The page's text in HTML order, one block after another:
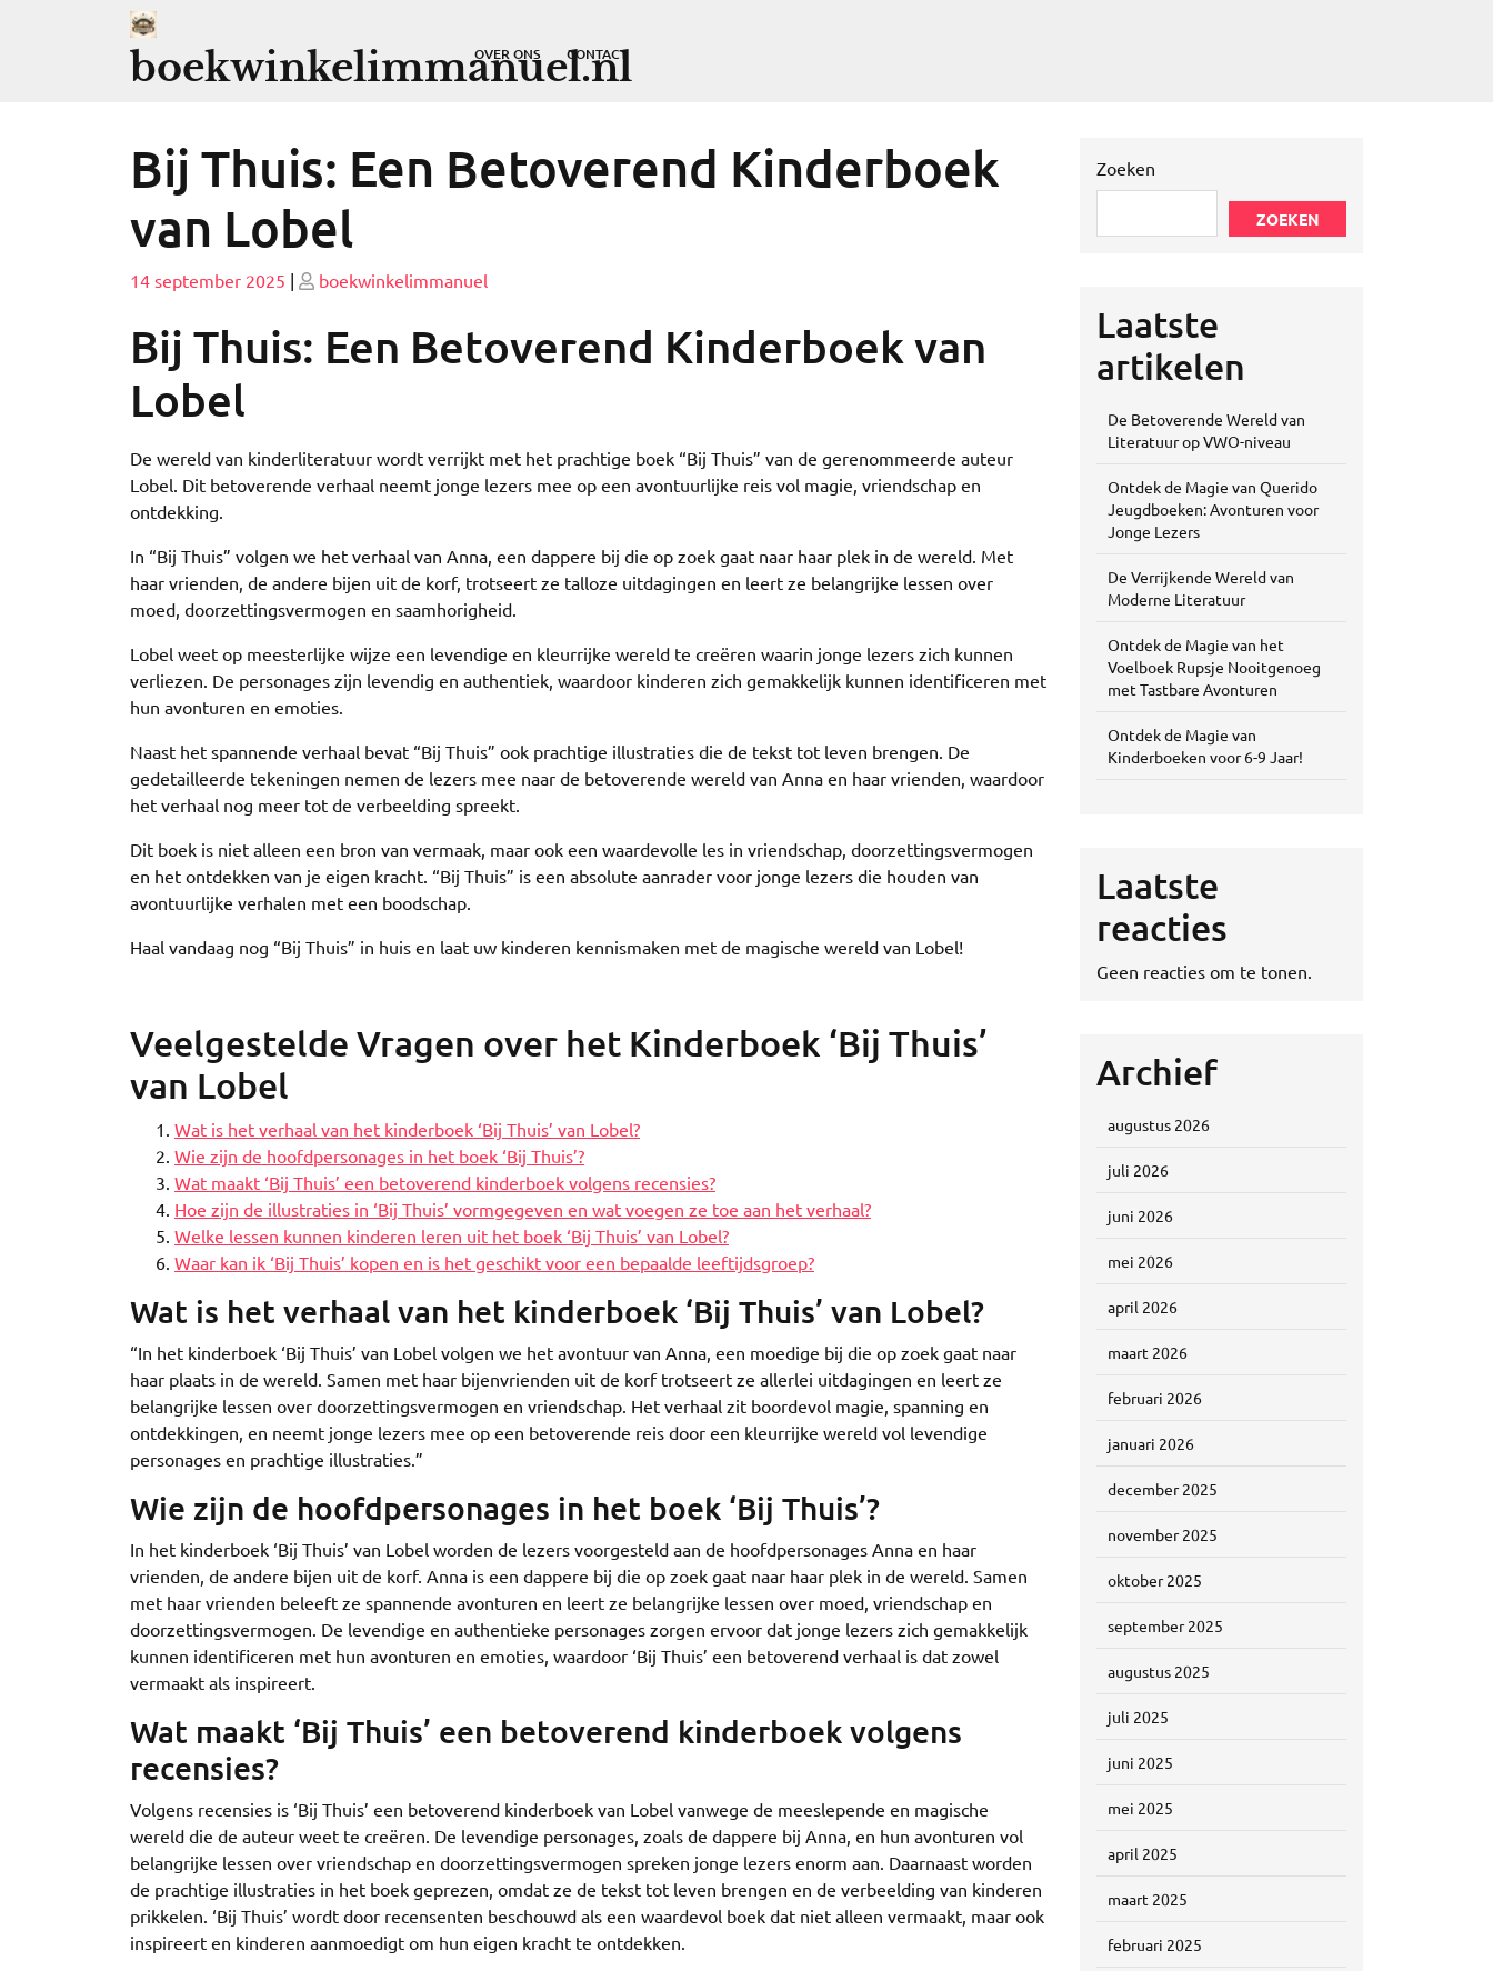
boekwinkelimmanuel.nl
OVER ONS CONTACT
Bij Thuis: Een Betoverend Kinderboek
van Lobel
Geplaatst
14 september 2025 | Geplaatst
boekwinkelimmanuel
Bij Thuis: Een Betoverend Kinderboek van
Lobel
De wereld van kinderliteratuur wordt verrijkt met het prachtige boek “Bij Thuis” van de gerenommeerde auteur
Lobel. Dit betoverende verhaal neemt jonge lezers mee op een avontuurlijke reis vol magie, vriendschap en
ontdekking.
In “Bij Thuis” volgen we het verhaal van Anna, een dappere bij die op zoek gaat naar haar plek in de wereld. Met
haar vrienden, de andere bijen uit de korf, trotseert ze talloze uitdagingen en leert ze belangrijke lessen over
moed, doorzettingsvermogen en saamhorigheid.
Lobel weet op meesterlijke wijze een levendige en kleurrijke wereld te creëren waarin jonge lezers zich kunnen
verliezen. De personages zijn levendig en authentiek, waardoor kinderen zich gemakkelijk kunnen identificeren met
hun avonturen en emoties.
Naast het spannende verhaal bevat “Bij Thuis” ook prachtige illustraties die de tekst tot leven brengen. De
gedetailleerde tekeningen nemen de lezers mee naar de betoverende wereld van Anna en haar vrienden, waardoor
het verhaal nog meer tot de verbeelding spreekt.
Dit boek is niet alleen een bron van vermaak, maar ook een waardevolle les in vriendschap, doorzettingsvermogen
en het ontdekken van je eigen kracht. “Bij Thuis” is een absolute aanrader voor jonge lezers die houden van
avontuurlijke verhalen met een boodschap.
Haal vandaag nog “Bij Thuis” in huis en laat uw kinderen kennismaken met de magische wereld van Lobel!
Veelgestelde Vragen over het Kinderboek ‘Bij Thuis’
van Lobel
Wat is het verhaal van het kinderboek ‘Bij Thuis’ van Lobel?
Wie zijn de hoofdpersonages in het boek ‘Bij Thuis’?
Wat maakt ‘Bij Thuis’ een betoverend kinderboek volgens recensies?
Hoe zijn de illustraties in ‘Bij Thuis’ vormgegeven en wat voegen ze toe aan het verhaal?
Welke lessen kunnen kinderen leren uit het boek ‘Bij Thuis’ van Lobel?
Waar kan ik ‘Bij Thuis’ kopen en is het geschikt voor een bepaalde leeftijdsgroep?
Wat is het verhaal van het kinderboek ‘Bij Thuis’ van Lobel?
“In het kinderboek ‘Bij Thuis’ van Lobel volgen we het avontuur van Anna, een moedige bij die op zoek gaat naar
haar plaats in de wereld. Samen met haar bijenvrienden uit de korf trotseert ze allerlei uitdagingen en leert ze
belangrijke lessen over doorzettingsvermogen en vriendschap. Het verhaal zit boordevol magie, spanning en
ontdekkingen, en neemt jonge lezers mee op een betoverende reis door een kleurrijke wereld vol levendige
personages en prachtige illustraties.”
Wie zijn de hoofdpersonages in het boek ‘Bij Thuis’?
In het kinderboek ‘Bij Thuis’ van Lobel worden de lezers voorgesteld aan de hoofdpersonages Anna en haar
vrienden, de andere bijen uit de korf. Anna is een dappere bij die op zoek gaat naar haar plek in de wereld. Samen
met haar vrienden beleeft ze spannende avonturen en leert ze belangrijke lessen over moed, vriendschap en
doorzettingsvermogen. De levendige en authentieke personages zorgen ervoor dat jonge lezers zich gemakkelijk
kunnen identificeren met hun avonturen en emoties, waardoor ‘Bij Thuis’ een betoverend verhaal is dat zowel
vermaakt als inspireert.
Wat maakt ‘Bij Thuis’ een betoverend kinderboek volgens
recensies?
Volgens recensies is ‘Bij Thuis’ een betoverend kinderboek van Lobel vanwege de meeslepende en magische
wereld die de auteur weet te creëren. De levendige personages, zoals de dappere bij Anna, en hun avonturen vol
belangrijke lessen over vriendschap en doorzettingsvermogen spreken jonge lezers enorm aan. Daarnaast worden
de prachtige illustraties in het boek geprezen, omdat ze de tekst tot leven brengen en de verbeelding van kinderen
prikkelen. ‘Bij Thuis’ wordt door recensenten beschouwd als een waardevol boek dat niet alleen vermaakt, maar ook
inspireert en kinderen aanmoedigt om hun eigen kracht te ontdekken.
Zoeken
ZOEKEN
Laatste
artikelen
De Betoverende Wereld van
Literatuur op VWO-niveau
Ontdek de Magie van Querido
Jeugdboeken: Avonturen voor
Jonge Lezers
De Verrijkende Wereld van
Moderne Literatuur
Ontdek de Magie van het
Voelboek Rupsje Nooitgenoeg
met Tastbare Avonturen
Ontdek de Magie van
Kinderboeken voor 6-9 Jaar!
Laatste
reacties
Geen reacties om te tonen.
Archief
augustus 2026
juli 2026
juni 2026
mei 2026
april 2026
maart 2026
februari 2026
januari 2026
december 2025
november 2025
oktober 2025
september 2025
augustus 2025
juli 2025
juni 2025
mei 2025
april 2025
maart 2025
februari 2025